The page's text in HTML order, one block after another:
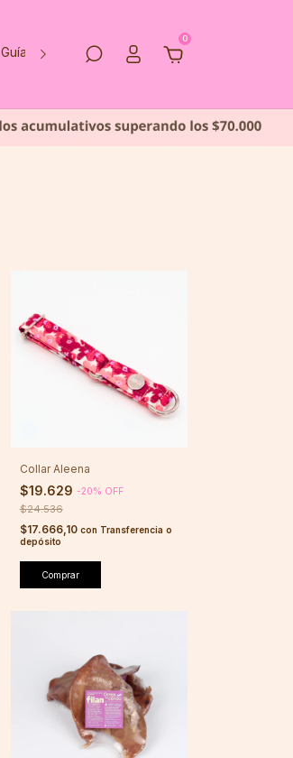
Guía de talles Preguntas Frecuentes
0
Collar Aleena
$19.629 -20% OFF
$24.536
$17.666,10 con Transferencia o
depósito
Comprar